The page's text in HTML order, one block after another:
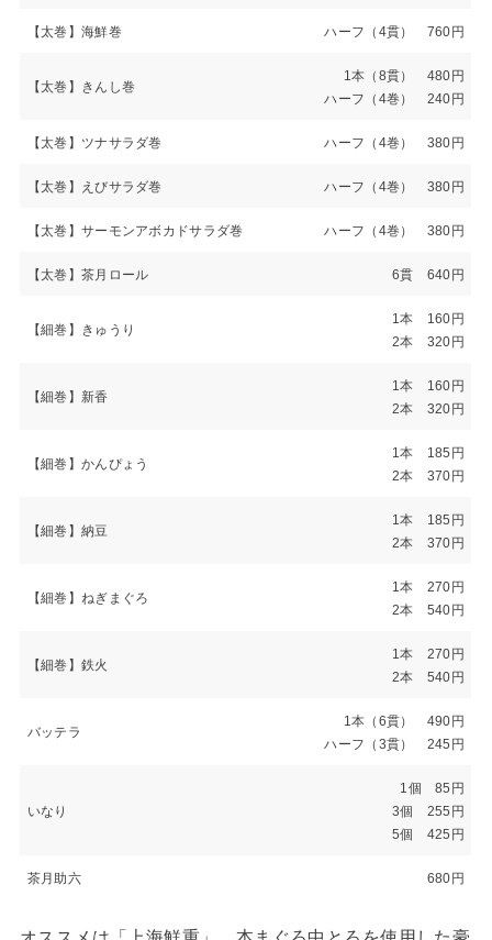
【太巻】海鮮巻 ハーフ（4貫） 760円
【太巻】きんし巻
1本（8貫） 480円
ハーフ（4巻） 240円
【太巻】ツナサラダ巻 ハーフ（4巻） 380円
【太巻】えびサラダ巻 ハーフ（4巻） 380円
【太巻】サーモンアボカドサラダ巻 ハーフ（4巻） 380円
【太巻】茶月ロール 6貫 640円
【細巻】きゅうり
1本 160円
2本 320円
【細巻】新香
1本 160円
2本 320円
【細巻】かんぴょう
1本 185円
2本 370円
【細巻】納豆
1本 185円
2本 370円
【細巻】ねぎまぐろ
1本 270円
2本 540円
【細巻】鉄火
1本 270円
2本 540円
バッテラ
1本（6貫） 490円
ハーフ（3貫） 245円
いなり
1個 85円
3個 255円
5個 425円
茶月助六 680円